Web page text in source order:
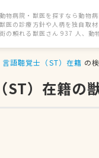
動物病院・獣医を探すなら動物
獣医の診療方針や人柄を独自取
街の頼れる獣医さん 937 人、
言語聴覚士（ST）在籍 の
）在籍の